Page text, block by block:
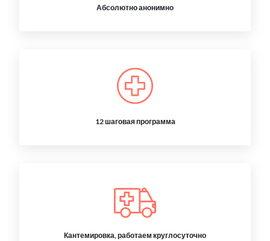
Абсолютно анонимно
12 шаговая программа
Кантемировка, работаем круглосуточно